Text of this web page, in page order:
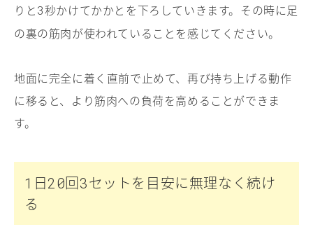
りと3秒かけてかかとを下ろしていきます。その時に足
の裏の筋肉が使われていることを感じてください。
地面に完全に着く直前で止めて、再び持ち上げる動作
に移ると、より筋肉への負荷を高めることができま
す。
1 日20回3セットを目安に無理なく続け
る